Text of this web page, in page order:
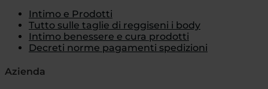
Intimo e Prodotti
Tutto sulle taglie di reggiseni i body
Intimo benessere e cura prodotti
Decreti norme pagamenti spedizioni
Azienda